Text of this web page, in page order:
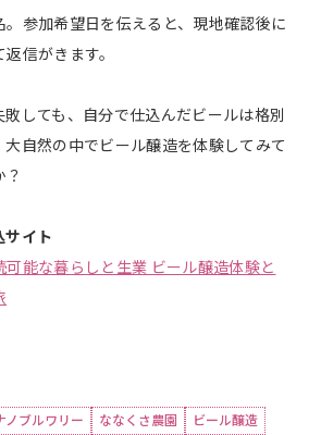
参加希望日を伝えると、現地確認後に
信がきます。
しても、自分で仕込んだビールは格別
大自然の中でビール醸造を体験してみて
？
サイト
可能な暮らしと生業 ビール醸造体験と
ノブルワリー ななくさ農園
ビール醸造